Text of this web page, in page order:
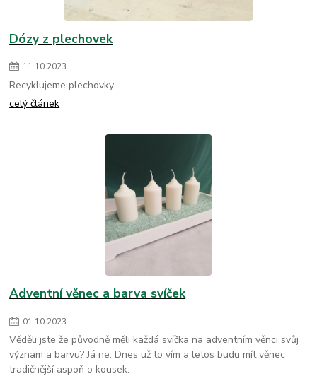
Dózy z plechovek
11.10.2023
Recyklujeme plechovky....
celý článek
Adventní věnec a barva svíček
01.10.2023
Věděli jste že původně měli každá svíčka na adventním věnci svůj
význam a barvu? Já ne. Dnes už to vím a letos budu mít věnec
tradičnější aspoň o kousek.